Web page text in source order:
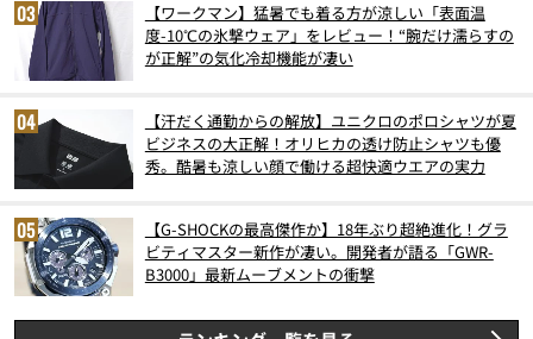
【ワークマン】猛暑でも着る方が涼しい「表面温
度-10℃の氷撃ウェア」をレビュー！“腕だけ濡らすの
が正解”の気化冷却機能が凄い
【汗だく通勤からの解放】ユニクロのポロシャツが夏
ビジネスの大正解！オリヒカの透け防止シャツも優
秀。酷暑も涼しい顔で働ける超快適ウエアの実力
【G-SHOCKの最高傑作か】18年ぶり超絶進化！グラ
ビティマスター新作が凄い。開発者が語る「GWR-
B3000」最新ムーブメントの衝撃